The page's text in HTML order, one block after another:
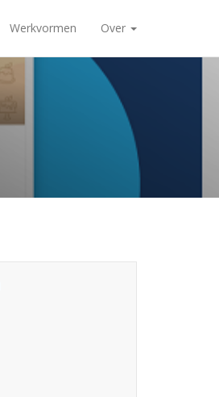
Werkvormen Over